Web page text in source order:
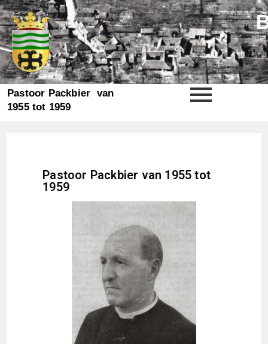
Pastoor Packbier van
1955 tot 1959
Pastoor Packbier van 1955 tot
1959